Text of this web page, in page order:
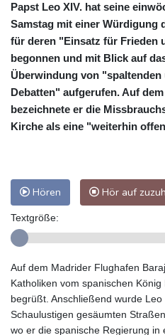
Papst Leo XIV. hat seine
Samstag mit einer Würdigung
für deren "Einsatz für Frieden
begonnen und mit Blick auf
Überwindung von
Debatten" aufgerufen. Auf
bezeichnete er die
Kirche als eine "weiterhin
Hören Hör auf
Textgröße:
Auf dem Madrider Flughafen
Katholiken vom spanischen
begrüßt. Anschließend wurde Leo
Schaulustigen gesäumten
wo er die spanische Regierung in